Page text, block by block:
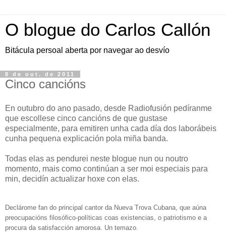
O blogue do Carlos Callón
Bitácula persoal aberta por navegar ao desvío
8 de out. de 2011
Cinco cancións
En outubro do ano pasado, desde Radiofusión pedíranme
que escollese cinco cancións de que gustase
especialmente, para emitiren unha cada día dos laborábeis
cunha pequena explicación pola miña banda.
Todas elas as pendurei neste blogue nun ou noutro
momento, mais como continúan a ser moi especiais para
min, decidín actualizar hoxe con elas.
Declárome fan do principal cantor da Nueva Trova Cubana, que aúna
preocupacións filosófico-políticas coas existencias, o patriotismo e a
procura da satisfacción amorosa. Un temazo.